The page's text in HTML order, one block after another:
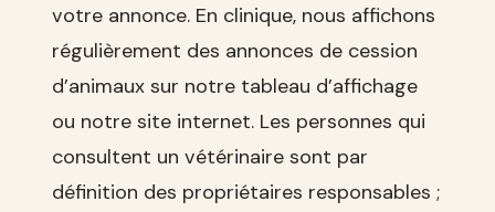
votre annonce. En clinique, nous affichons
régulièrement des annonces de cession
d’animaux sur notre tableau d’affichage
ou notre site internet. Les personnes qui
consultent un vétérinaire sont par
définition des propriétaires responsables ;